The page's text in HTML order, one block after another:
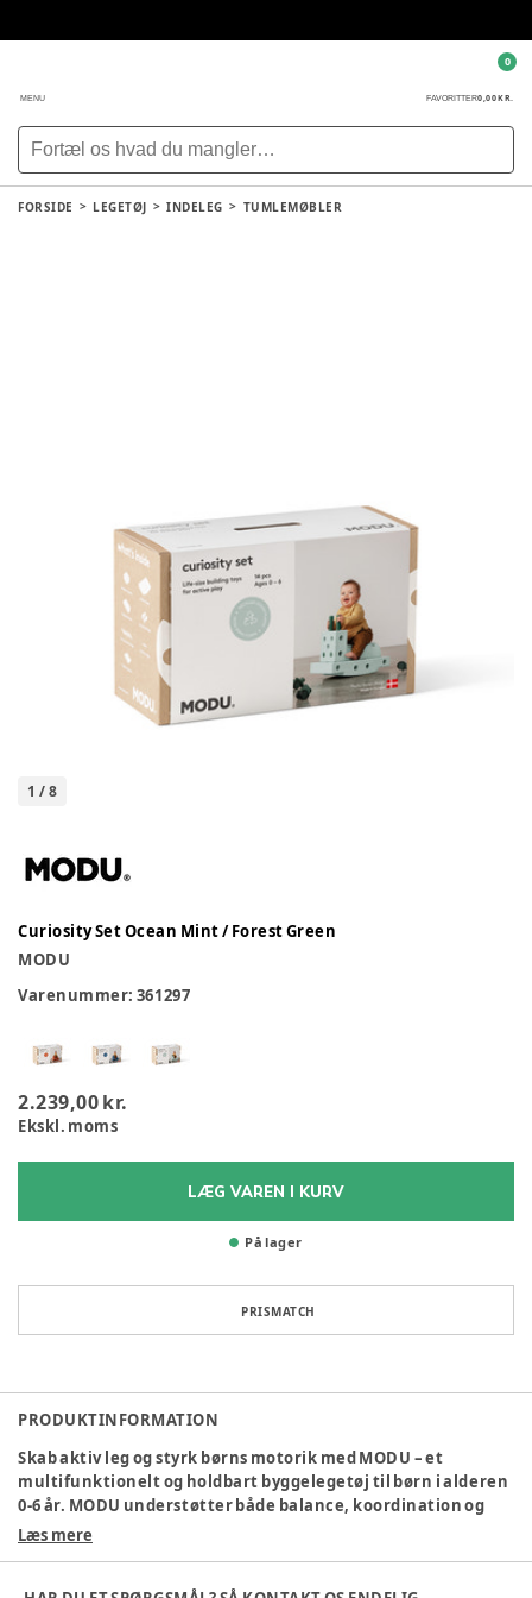
MENU FAVORITTER0,00 KR.
0
FORSIDE LEGETØJ INDELEG TUMLEMØBLER
1 /8
Curiosity Set Ocean Mint / Forest Green
MODU
Varenummer: 361297
2.239,00 kr.
Ekskl. moms
LÆG VAREN I KURV
På lager
PRISMATCH
PRODUKTINFORMATION
Skab aktiv leg og styrk børns motorik med MODU – et
multifunktionelt og holdbart byggelegetøj til børn i alderen
0-6 år. MODU understøtter både balance, koordination og
kreativ udfoldelse, og kan nemt tilpasses forskellige
Byg alt fra rullebrætter til balancebaner og sjove køretøjer,
Læs mere